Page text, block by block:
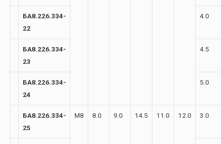
БА8.226.334-
22
4.0
БА8.226.334-
23
4.5
БА8.226.334-
24
5.0
БА8.226.334-
25
М8 8.0 9.0 14.5 11.0 12.0 3.0